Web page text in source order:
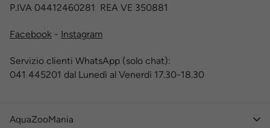
P.IVA 04412460281 REA VE 350881
Facebook - Instagram
Servizio clienti WhatsApp (solo chat):
041 445201 dal Lunedì al Venerdì 17.30-18.30
AquaZooMania